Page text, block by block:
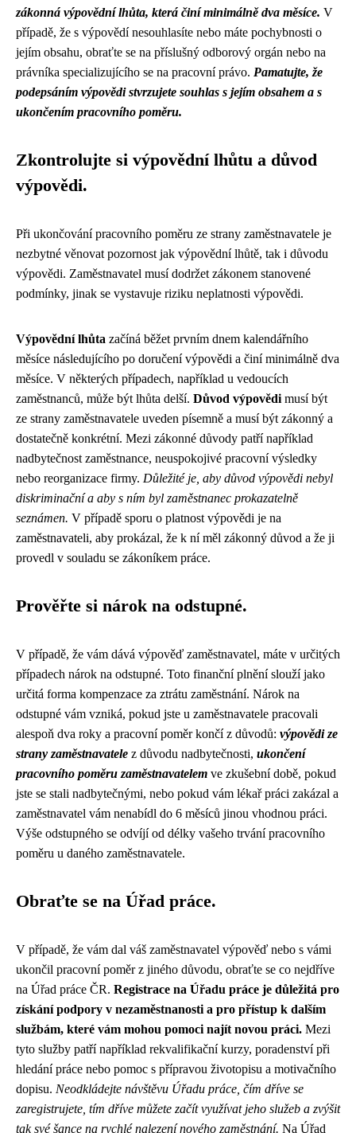
zákonná výpovědní lhůta, která činí minimálně dva měsíce. V
případě, že s výpovědí nesouhlasíte nebo máte pochybnosti o
jejím obsahu, obraťte se na příslušný odborový orgán nebo na
právníka specializujícího se na pracovní právo. Pamatujte, že
podepsáním výpovědi stvrzujete souhlas s jejím obsahem a s
ukončením pracovního poměru.
Zkontrolujte si výpovědní lhůtu a důvod
výpovědi.
Při ukončování pracovního poměru ze strany zaměstnavatele je
nezbytné věnovat pozornost jak výpovědní lhůtě, tak i důvodu
výpovědi. Zaměstnavatel musí dodržet zákonem stanovené
podmínky, jinak se vystavuje riziku neplatnosti výpovědi.
Výpovědní lhůta začíná běžet prvním dnem kalendářního
měsíce následujícího po doručení výpovědi a činí minimálně dva
měsíce. V některých případech, například u vedoucích
zaměstnanců, může být lhůta delší. Důvod výpovědi musí být
ze strany zaměstnavatele uveden písemně a musí být zákonný a
dostatečně konkrétní. Mezi zákonné důvody patří například
nadbytečnost zaměstnance, neuspokojivé pracovní výsledky
nebo reorganizace firmy. Důležité je, aby důvod výpovědi nebyl
diskriminační a aby s ním byl zaměstnanec prokazatelně
seznámen. V případě sporu o platnost výpovědi je na
zaměstnavateli, aby prokázal, že k ní měl zákonný důvod a že ji
provedl v souladu se zákoníkem práce.
Prověřte si nárok na odstupné.
V případě, že vám dává výpověď zaměstnavatel, máte v určitých
případech nárok na odstupné. Toto finanční plnění slouží jako
určitá forma kompenzace za ztrátu zaměstnání. Nárok na
odstupné vám vzniká, pokud jste u zaměstnavatele pracovali
alespoň dva roky a pracovní poměr končí z důvodů: výpovědi ze
strany zaměstnavatele z důvodu nadbytečnosti, ukončení
pracovního poměru zaměstnavatelem ve zkušební době, pokud
jste se stali nadbytečnými, nebo pokud vám lékař práci zakázal a
zaměstnavatel vám nenabídl do 6 měsíců jinou vhodnou práci.
Výše odstupného se odvíjí od délky vašeho trvání pracovního
poměru u daného zaměstnavatele.
Obraťte se na Úřad práce.
V případě, že vám dal váš zaměstnavatel výpověď nebo s vámi
ukončil pracovní poměr z jiného důvodu, obraťte se co nejdříve
na Úřad práce ČR. Registrace na Úřadu práce je důležitá pro
získání podpory v nezaměstnanosti a pro přístup k dalším
službám, které vám mohou pomoci najít novou práci. Mezi
tyto služby patří například rekvalifikační kurzy, poradenství při
hledání práce nebo pomoc s přípravou životopisu a motivačního
dopisu. Neodkládejte návštěvu Úřadu práce, čím dříve se
zaregistrujete, tím dříve můžete začít využívat jeho služeb a zvýšit
tak své šance na rychlé nalezení nového zaměstnání. Na Úřad